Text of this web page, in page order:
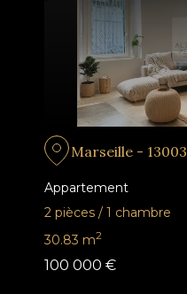
Marseille - 13003
Appartement
2 pièces / 1 chambre
30.83 m2
100 000 €